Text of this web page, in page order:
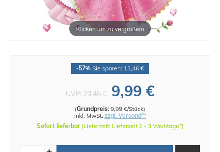
Klicken um zu vergrößern
-57% Sie sparen: 13,46 €
UVP:23,45 € 9,99 €
(Grundpreis: 9,99 €/Stück)
inkl. MwSt. zzgl. Versand**
Sofort lieferbar (Lieferzeit: Lieferzeit 1 - 3 Werktage*)